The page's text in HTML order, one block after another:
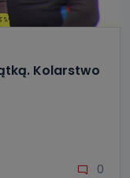
Kolarstwo
0